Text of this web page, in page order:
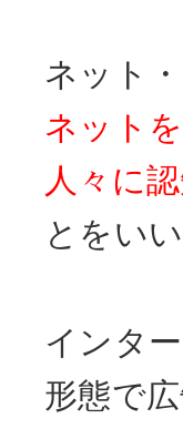
ネット
ネット
人々に
とをい
インタ
形態で